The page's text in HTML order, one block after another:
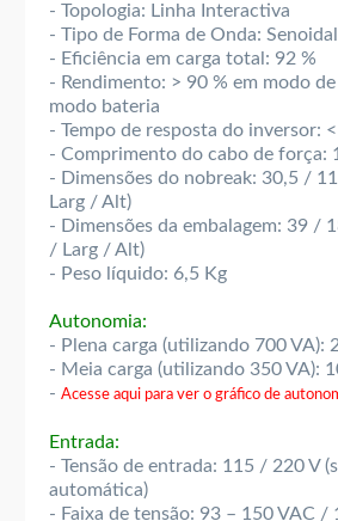
- Topologia: Linha Interactiva
- Tipo de Forma de Onda:
- Eficiência em carga total: 92 %
- Rendimento: > 90 % em modo
modo bateria
- Tempo de resposta do inversor:
- Comprimento do cabo de força:
- Dimensões do nobreak: 30,5 /
Larg / Alt)
- Dimensões da embalagem: 39 /
/ Larg / Alt)
- Peso líquido: 6,5 Kg
Autonomia:
- Plena carga (utilizando 700 VA):
- Meia carga (utilizando 350 VA):
- Acesse aqui para ver o gráfico de
Entrada:
- Tensão de entrada: 115 / 220 V
automática)
- Faixa de tensão: 93 – 150 VAC /